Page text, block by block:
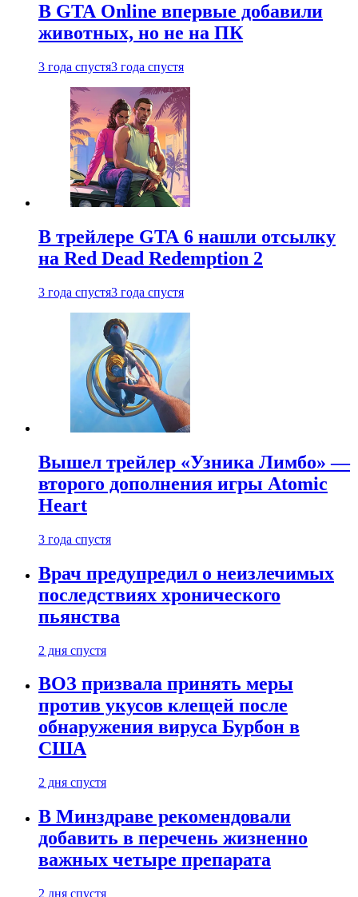
В GTA Online впервые добавили
животных, но не на ПК
3 года спустя3 года спустя
В трейлере GTA 6 нашли отсылку
на Red Dead Redemption 2
3 года спустя3 года спустя
Вышел трейлер «Узника Лимбо» —
второго дополнения игры Atomic
Heart
3 года спустя
Врач предупредил о неизлечимых
последствиях хронического
пьянства
2 дня спустя
ВОЗ призвала принять меры
против укусов клещей после
обнаружения вируса Бурбон в
США
2 дня спустя
В Минздраве рекомендовали
добавить в перечень жизненно
важных четыре препарата
2 дня спустя